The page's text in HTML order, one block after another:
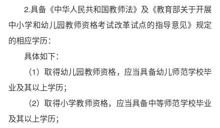
2.具备《中华人民共和国教师法》及《教育部关于开展
中小学和幼儿园教师资格考试改革试点的指导意见》规定
的相应学历：
具体如下：
（1）取得幼儿园教师资格，应当具备幼儿师范学校毕
业及其以上学历；
（2）取得小学教师资格，应当具备中等师范学校毕业
及其以上学历；